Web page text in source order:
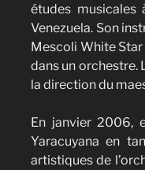
études musicales
Venezuela. Son
Mescoli White
dans un orchestre.
la direction du
En janvier 2006,
Yaracuyana en
artistiques de